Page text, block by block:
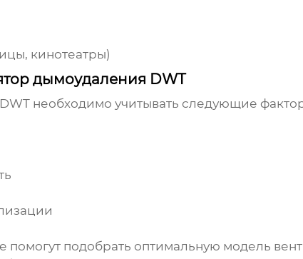
кинотеатры)
дымоудаления DWT
необходимо учитывать следующие
подобрать оптимальную модель